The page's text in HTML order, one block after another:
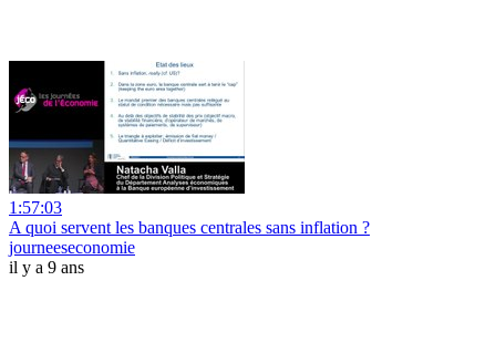
1:57:03
A quoi servent les banques centrales sans inflation ?
journeeseconomie
il y a 9 ans